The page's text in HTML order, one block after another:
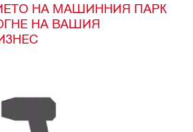
НА МАШИННИЯ ПАРК
НА ВАШИЯ